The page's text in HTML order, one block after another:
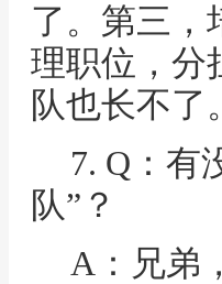
了。第三，
理职位，分
队也长不了
7. Q：有
队”？
A：兄弟